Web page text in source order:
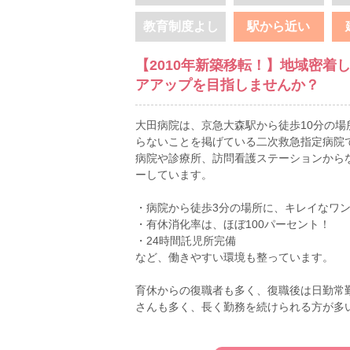
教育制度よし 駅から近い
【2010年新築移転！】地域密着
アアップを目指しませんか？
大田病院は、京急大森駅から徒歩10分の
らないことを掲げている二次救急指定病院
病院や診療所、訪問看護ステーションか
ーしています。
・病院から徒歩3分の場所に、キレイなワ
・有休消化率は、ほぼ100パーセント！
・24時間託児所完備
など、働きやすい環境も整っています。
育休からの復職者も多く、復職後は日勤
さんも多く、長く勤務を続けられる方が多